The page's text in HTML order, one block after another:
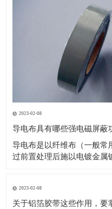
2023-02-08
导电布具有哪些强电磁屏蔽
导电布是以纤维布（一般常
过前置处理后施以电镀金属
多人都不知道。所以，这种
号的呢？​A.影响屏蔽性的因
2023-02-08
关于铝箔胶带这些作用，要